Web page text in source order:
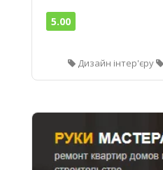
5.00
Дизайн інтер'єру